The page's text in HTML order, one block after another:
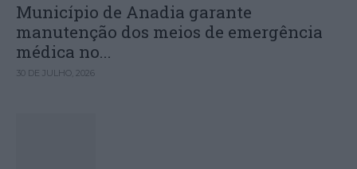
Município de Anadia garante
manutenção dos meios de emergência
médica no...
30 DE JULHO, 2026